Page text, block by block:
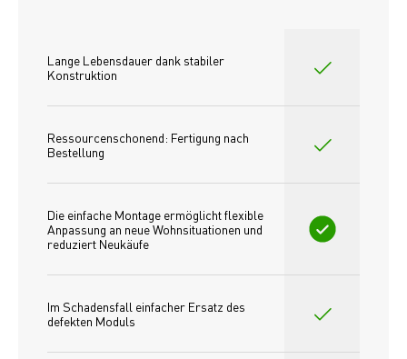
Lange Lebensdauer dank stabiler
Konstruktion
Ressourcenschonend: Fertigung nach
Bestellung
Die einfache Montage ermöglicht flexible
Anpassung an neue Wohnsituationen und
reduziert Neukäufe
Im Schadensfall einfacher Ersatz des
defekten Moduls